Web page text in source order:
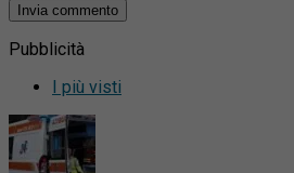
Pubblicità
I più visti